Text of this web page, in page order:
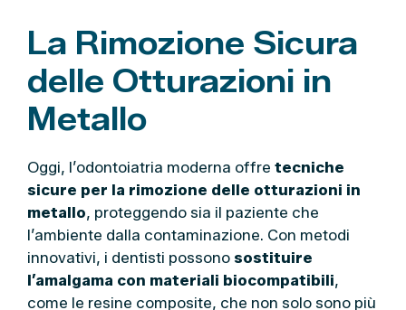
La Rimozione Sicura
delle Otturazioni in
Metallo
Oggi, l’odontoiatria moderna offre tecniche
sicure per la rimozione delle otturazioni in
metallo, proteggendo sia il paziente che
l’ambiente dalla contaminazione. Con metodi
innovativi, i dentisti possono sostituire
l’amalgama con materiali biocompatibili,
come le resine composite, che non solo sono più